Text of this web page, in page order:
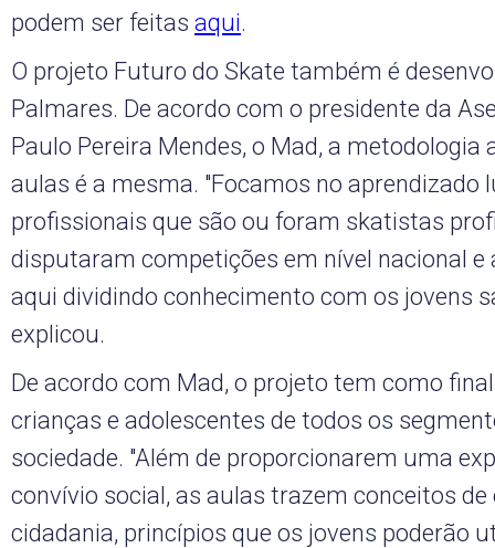
podem ser feitas aqui.
O projeto Futuro do Skate também é
Palmares. De acordo com o presidente da
Paulo Pereira Mendes, o Mad, a metodologia
aulas é a mesma. "Focamos no aprendizado
profissionais que são ou foram skatistas
disputaram competições em nível nacional e
aqui dividindo conhecimento com os jovens
explicou.
De acordo com Mad, o projeto tem como
crianças e adolescentes de todos os
sociedade. "Além de proporcionarem uma
convívio social, as aulas trazem conceitos de
cidadania, princípios que os jovens poderão